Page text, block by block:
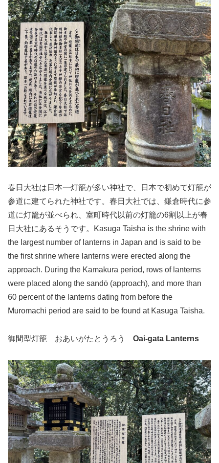
春日大社は日本一灯籠が多い神社で、日本で初めて灯籠が
参道に建てられた神社です。春日大社では、鎌倉時代に参
道に灯籠が並べられ、室町時代以前の灯籠の6割以上が春
日大社にあるそうです。Kasuga Taisha is the shrine with
the largest number of lanterns in Japan and is said to be
the first shrine where lanterns were erected along the
approach. During the Kamakura period, rows of lanterns
were placed along the sandō (approach), and more than
60 percent of the lanterns dating from before the
Muromachi period are said to be found at Kasuga Taisha.
御間型灯籠 おあいがたとうろう Oai-gata Lanterns